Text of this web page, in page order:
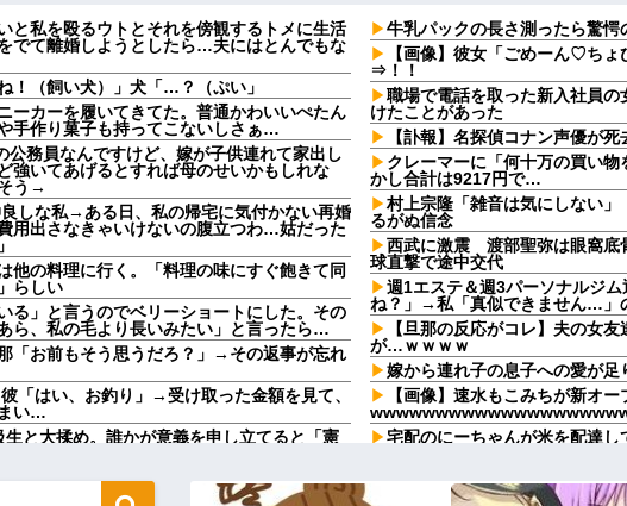
と私を殴るウトとそれを傍観するトメに生活
でて離婚しようとしたら…夫にはとんでもな
！（飼い犬）」犬「…？（ぷい」
ーカーを履いてきてた。普通かわいいぺたん
手作り菓子も持ってこないしさぁ…
公務員なんですけど、嫁が子供連れて家出し
強いてあげるとすれば母のせいかもしれな
う→
良しな私→ある日、私の帰宅に気付かない再婚
用出さなきゃいけないの腹立つわ…姑だった
他の料理に行く。「料理の味にすぐ飽きて同
らしい
る」と言うのでベリーショートにした。その
ら、私の毛より長いみたい」と言ったら…
「お前もそう思うだろ？」→その返事が忘れ
「はい、お釣り」→受け取った金額を見て、
い…
と大揉め。誰かが意義を申し立てると「憲
されたトメと二世帯住宅を建て、「２F(夫婦
という約束をしたが、早速破って2Fに上
牛乳パックの長さ測ったら驚愕
【画像】彼女「ごめーん♡ちょ
⇒！！
職場で電話を取った新入社員
けたことがあった
【訃報】名探偵コナン声優が
クレーマーに「何十万の買い
かし合計は9217円で…
村上宗隆「雑音は気にしない
るがぬ信念
西武に激震 渡部聖弥は眼窩底
球直撃で途中交代
週1エステ＆週3パーソナルジ
ね？」→私「真似できません…」
【旦那の反応がコレ】夫の女
が…ｗｗｗｗ
嫁から連れ子の息子への愛が
【画像】速水もこみちが新オ
宅配のにーちゃんが米を配達
なんなのよ！！！すごいわ掃除